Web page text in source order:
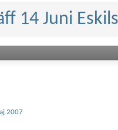
14 Juni
2007